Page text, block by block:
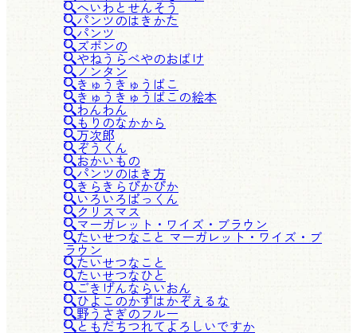
へいわとせんそう
パンツのはきかた
パンツ
ズボンの
やねうらべやのおばけ
ノンタン
きゅうきゅうばこ
きゅうきゅうばこの絵本
わんわん
もりのなかから
万次郎
ぞうくん
おかいもの
パンツのはき方
きらきらぴかぴか
いろいろぱっくん
クリスマス
マーガレット・ワイズ・ブラウン
たいせつなこと マーガレット・ワイズ・ブ
ラウン
たいせつなこと
たいせつなひと
ごきげんならいおん
ひよこのかずはかぞえるな
野うさぎのフルー
ともだちつれてよろしいですか